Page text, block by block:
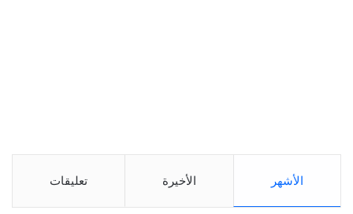
الأشهر الأخيرة تعليقات